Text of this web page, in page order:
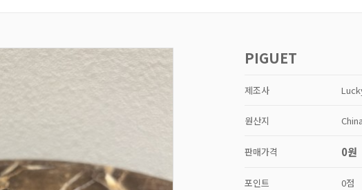
PIGUET
제조사
원산지
판매가격 0원
포인트 0점